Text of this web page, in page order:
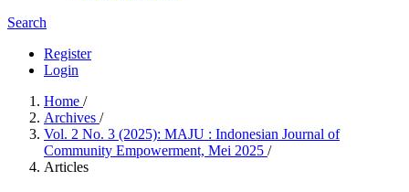
Search
Register
Login
Home /
Archives /
Vol. 2 No. 3 (2025): MAJU : Indonesian Journal of
Community Empowerment, Mei 2025 /
Articles